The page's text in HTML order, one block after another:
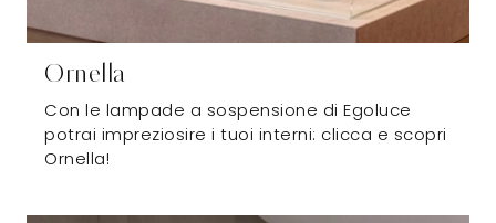
Ornella
Con le lampade a sospensione di Egoluce
potrai impreziosire i tuoi interni: clicca e scopri
Ornella!